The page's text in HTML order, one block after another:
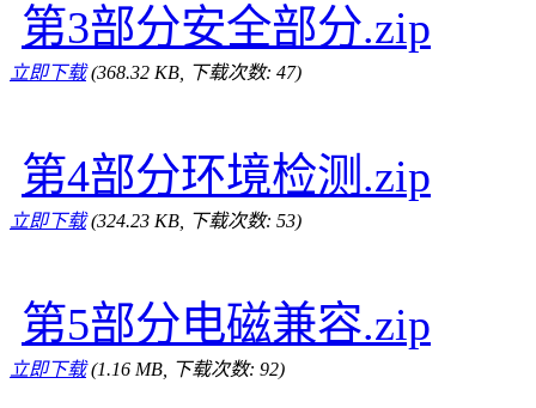
第3部分安全部分.zip
立即下载(368.32 KB, 下载次数: 47)
第4部分环境检测.zip
立即下载(324.23 KB, 下载次数: 53)
第5部分电磁兼容.zip
立即下载(1.16 MB, 下载次数: 92)